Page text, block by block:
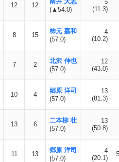
12 12
(▲54.0)
5
(11.3)
8 15
柿元 嘉和
(57.0)
4
(10.2)
7 2
北沢 伸也
(57.0)
12
(43.0)
10 4
郷原 洋司
(57.0)
13
(81.3)
13 6
二本柳 壮
(57.0)
13
(50.8)
11 13
郷原 洋司
(57.0)
4
(20.1)